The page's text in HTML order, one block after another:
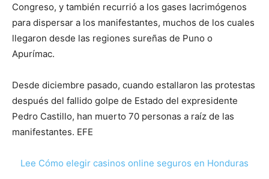
Congreso, y también recurrió a los gases lacrimógenos
para dispersar a los manifestantes, muchos de los cuales
llegaron desde las regiones sureñas de Puno o
Apurímac.
Desde diciembre pasado, cuando estallaron las protestas
después del fallido golpe de Estado del expresidente
Pedro Castillo, han muerto 70 personas a raíz de las
manifestantes. EFE
Lee Cómo elegir casinos online seguros en Honduras